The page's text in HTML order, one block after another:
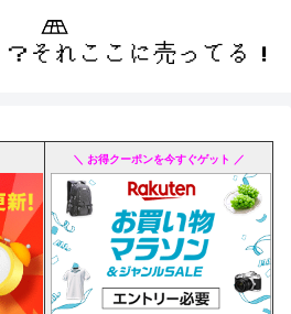
＼ お得クーポンを今すぐゲット ／